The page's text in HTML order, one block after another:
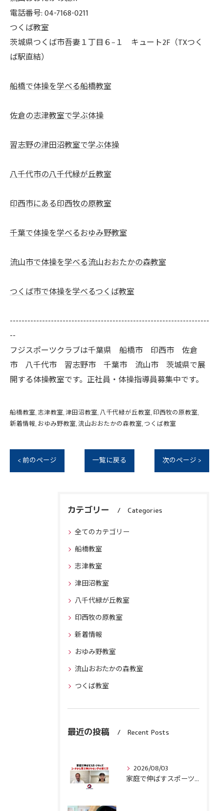
電話番号: 04-7168-0211
つくば教室
茨城県つくば市吾妻１丁目６−１ キュート2F（TXつく
ば駅直結）
船橋で体操を学べる船橋教室
佐倉の志津教室で学ぶ体操
習志野の津田沼教室で学ぶ体操
八千代市の八千代緑が丘教室
印西市にある印西牧の原教室
千葉で体操を学べるおゆみ野教室
流山市で体操を学べる流山おおたかの森教室
つくば市で体操を学べるつくば教室
--------------------------------------------------------------------
--
フジスポーツクラブは千葉県 船橋市 印西市 佐倉
市 八千代市 習志野市 千葉市 流山市 茨城県で展
開する体操教室です。正社員・体操指導員募集中です。
船橋教室 志津教室 津田沼教室 八千代緑が丘教室 印西牧の原教室
新着情報 おゆみ野教室 流山おおたかの森教室 つくば教室
< 前のページ 一覧に戻る 次のページ >
カテゴリー Categories
全てのカテゴリー
船橋教室
志津教室
津田沼教室
八千代緑が丘教室
印西牧の原教室
新着情報
おゆみ野教室
流山おおたかの森教室
つくば教室
最近の投稿 Recent Posts
2026/08/03
家庭で伸ばすスポーツキッズ『コーチから見て伸びやすい子』の育て方